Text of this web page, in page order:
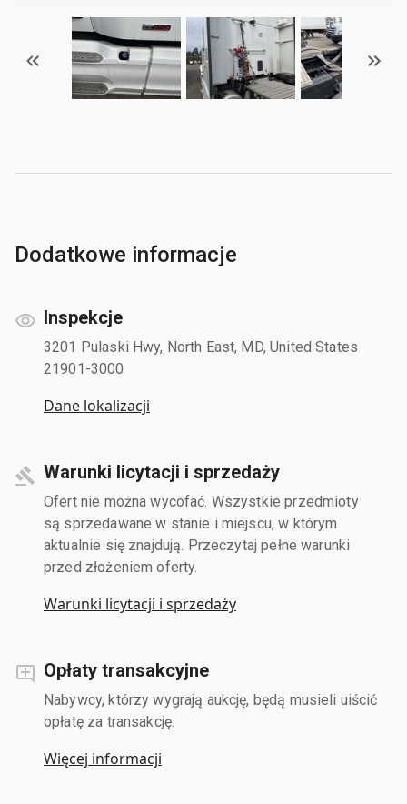
Dodatkowe informacje
Inspekcje
3201 Pulaski Hwy, North East, MD, United States
21901-3000
Dane lokalizacji
Warunki licytacji i sprzedaży
Ofert nie można wycofać. Wszystkie przedmioty
są sprzedawane w stanie i miejscu, w którym
aktualnie się znajdują. Przeczytaj pełne warunki
przed złożeniem oferty.
Warunki licytacji i sprzedaży
Opłaty transakcyjne
Nabywcy, którzy wygrają aukcję, będą musieli uiścić
opłatę za transakcję.
Więcej informacji